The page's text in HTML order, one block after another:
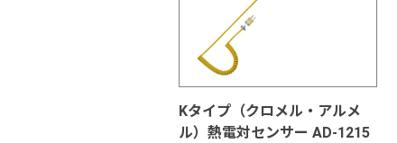
Kタイプ（クロメル・アルメ
ル）熱電対センサー AD-1215